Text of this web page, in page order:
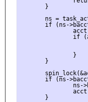
       }
ns =
if (ns-
if
               }
       }
if (ns-
ns-
acct
       }